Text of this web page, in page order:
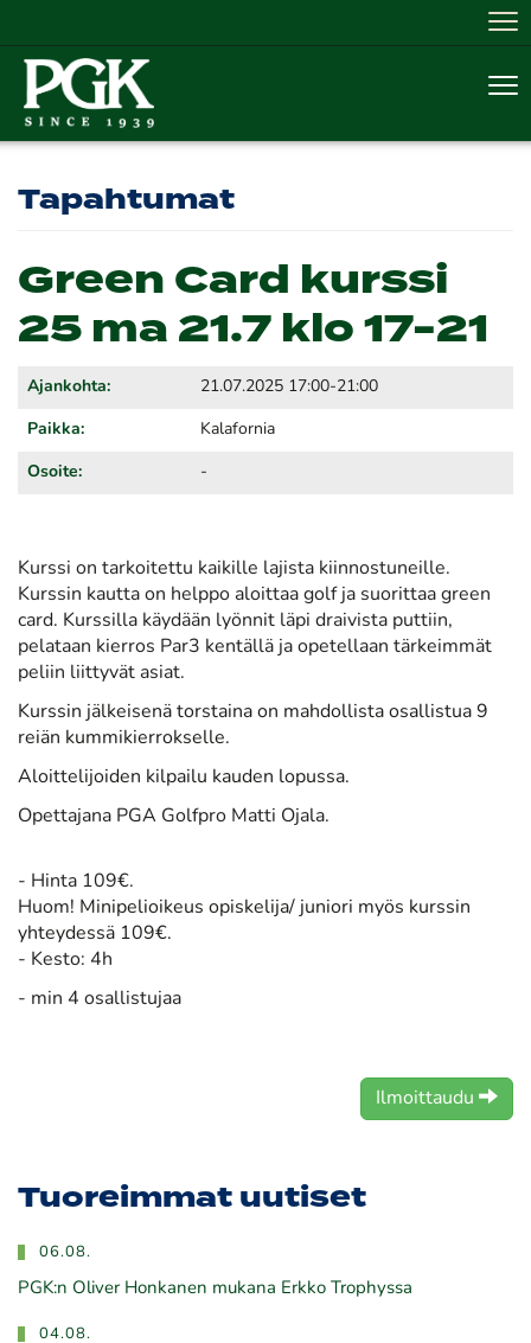
Tapahtumat
Green Card kurssi
25 ma 21.7 klo 17-21
Ajankohta: 21.07.2025 17:00-21:00
Paikka: Kalafornia
Osoite: -
Kurssi on tarkoitettu kaikille lajista kiinnostuneille.
Kurssin kautta on helppo aloittaa golf ja suorittaa green
card. Kurssilla käydään lyönnit läpi draivista puttiin,
pelataan kierros Par3 kentällä ja opetellaan tärkeimmät
peliin liittyvät asiat.
Kurssin jälkeisenä torstaina on mahdollista osallistua 9
reiän kummikierrokselle.
Aloittelijoiden kilpailu kauden lopussa.
Opettajana PGA Golfpro Matti Ojala.
- Hinta 109€.
​Huom! Minipelioikeus opiskelija/ juniori myös kurssin
yhteydessä 109€.
- Kesto: 4h
- min 4 osallistujaa
Ilmoittaudu
Tuoreimmat uutiset
06.08.
PGK:n Oliver Honkanen mukana Erkko Trophyssa
04.08.